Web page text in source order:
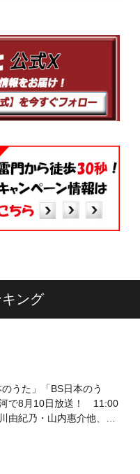
ング
うた」「BS日本のう
で8月10日放送！ 11:00
由紀乃・山内惠介他、